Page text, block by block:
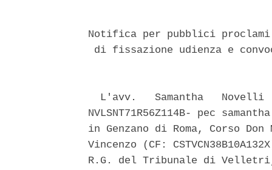
Notifica per pubblici
di fissazione udienza e
L'avv.   Samantha   Novelli
NVLSNT71R56Z114B- pec
in Genzano di Roma, Corso
Vincenzo (CF:
R.G. del Tribunale di